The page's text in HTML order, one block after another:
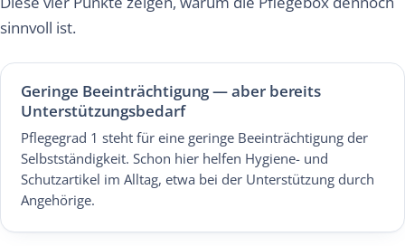
sinnvoll ist.
Geringe Beeinträchtigung — aber bereits
Unterstützungsbedarf
Pflegegrad 1 steht für eine geringe Beeinträchtigung der
Selbstständigkeit. Schon hier helfen Hygiene- und
Schutzartikel im Alltag, etwa bei der Unterstützung durch
Angehörige.